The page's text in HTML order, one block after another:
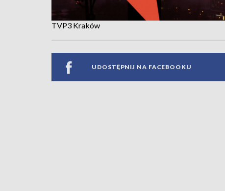
TVP3 Kraków
UDOSTĘPNIJ NA FACEBOOKU